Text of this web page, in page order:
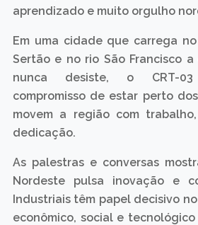
aprendizado e muito orgulho
Em uma cidade que carrega
Sertão e no rio São Francisco
nunca desiste, o CRT-
compromisso de estar perto
movem a região com
dedicação.
As palestras e conversas
Nordeste pulsa inovação e
Industriais têm papel decisivo
econômico, social e